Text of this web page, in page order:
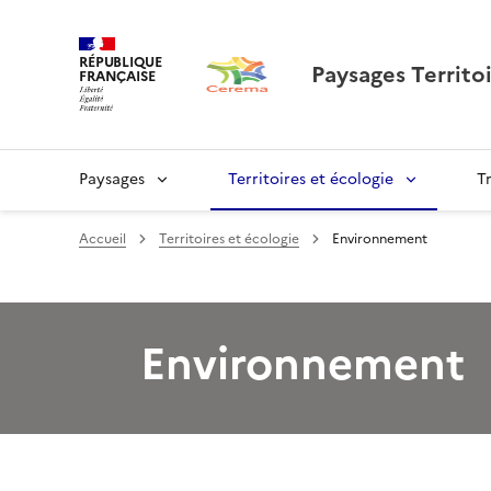
RÉPUBLIQUE
FRANÇAISE Paysages
Paysages Territoires et écologie
Accueil Territoires et écologie Environnement
Environnement